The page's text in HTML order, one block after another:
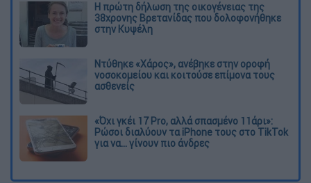
Η πρώτη δήλωση της οικογένειας της
38χρονης Βρετανίδας που δολοφονήθηκε
στην Κυψέλη
Ντύθηκε «Χάρος», ανέβηκε στην οροφή
νοσοκομείου και κοιτούσε επίμονα τους
ασθενείς
«Όχι γκέι 17 Pro, αλλά σπασμένο 11άρι»:
Ρώσοι διαλύουν τα iPhone τους στο TikTok
για να... γίνουν πιο άνδρες